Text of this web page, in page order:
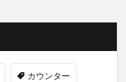
カウンター